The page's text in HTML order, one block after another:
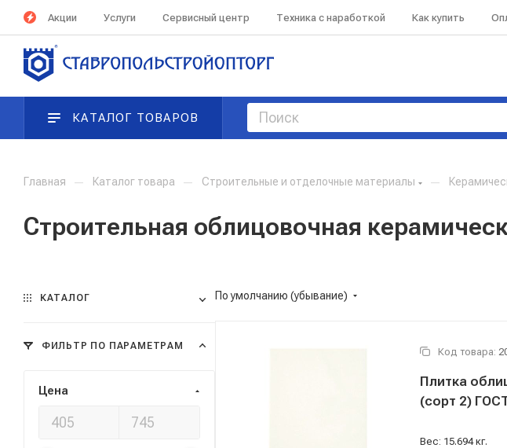
Акции Услуги Сервисный центр Техника с наработкой Как купить
КАТАЛОГ ТОВАРОВ
Главная — Каталог товара — Строительные и отделочные материалы —
Строительная облицовочная
По умолчанию (убывание)
Код товара:
Плитка
(сорт 2)
Вес: 15.694 кг.
КАТАЛОГ
ФИЛЬТР ПО ПАРАМЕТРАМ
Цена